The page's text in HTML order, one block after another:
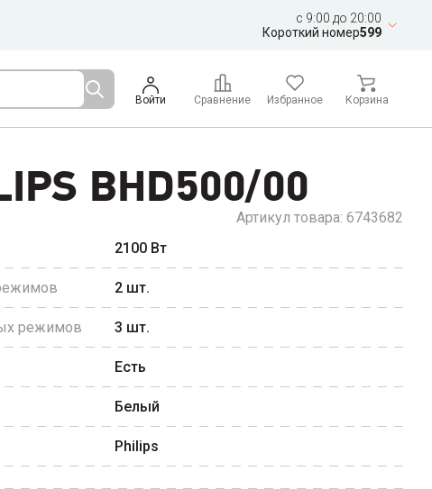
c 9:00 до 20:00
Короткий номер599
Войти Сравнение Избранное Корзина
BHD500/00
Артикул товара: 6743682
2100 Вт
2 шт.
режимов 3 шт.
Есть
Белый
Philips